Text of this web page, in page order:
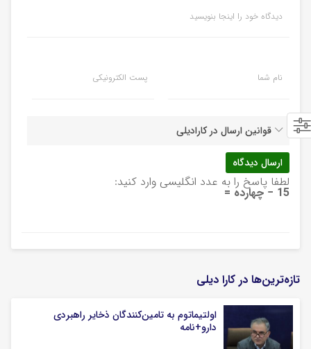
دیدگاه خود را اینجا بنویسید
نام شما پست الکترونیکی
قوانین ارسال در کارادیلی
لطفا پاسخ را به عدد انگلیسی وارد کنید:
15 − چهارده =
تازه‌ترین‌ها در کارا دیلی
اولتیماتوم به تامین‌کنندگان ذخایر راهبردی
دارو+نامه